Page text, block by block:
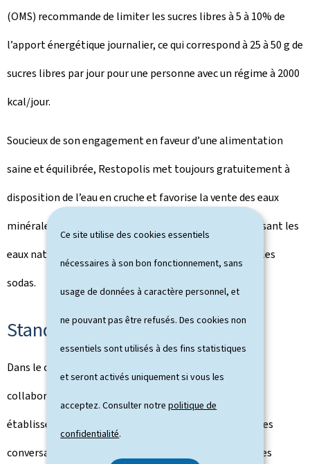
Ce site utilise des cookies essentiels
nécessaires à son bon fonctionnement, sans
usage de données à caractère personnel, et
ne pouvant pas être refusés. Des cookies non
essentiels sont utilisés à des fins statistiques
et seront activés uniquement si vous les
acceptez. Consulter notrepolitique de
confidentialité.
(OMS) recommande de limiter les sucres libres à 5 à 10% de
l’apport énergétique journalier, ce qui correspond à 25 à 50 g de
sucres libres par jour pour une personne avec un régime à 2000
kcal/jour.
Soucieux de son engagement en faveur d’une alimentation
saine et équilibrée, Restopolis met toujours gratuitement à
disposition de l’eau en cruche et favorise la vente des eaux
minérales dans ses restaurants et cafétérias en proposant les
eaux naturelles et pétillantes à un prix plus faible que les
sodas.
Stands d’information
Dans le cadre de la quinzaine "Rethink your drink", les
collaborateurs de Restopolis se rendent dans les
établissements scolaires et universitaires pour, dans des
conversations individuelles avec les convives, fournir des